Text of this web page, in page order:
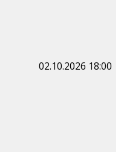
02.10.2026 18:00